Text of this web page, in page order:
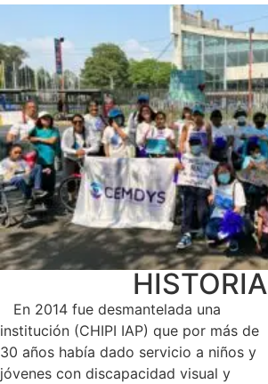
HISTORIA
En 2014 fue desmantelada una
institución (CHIPI IAP) que por más de
30 años había dado servicio a niños y
jóvenes con discapacidad visual y